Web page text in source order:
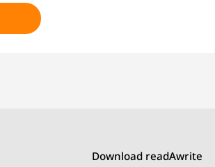
Download readAwrite